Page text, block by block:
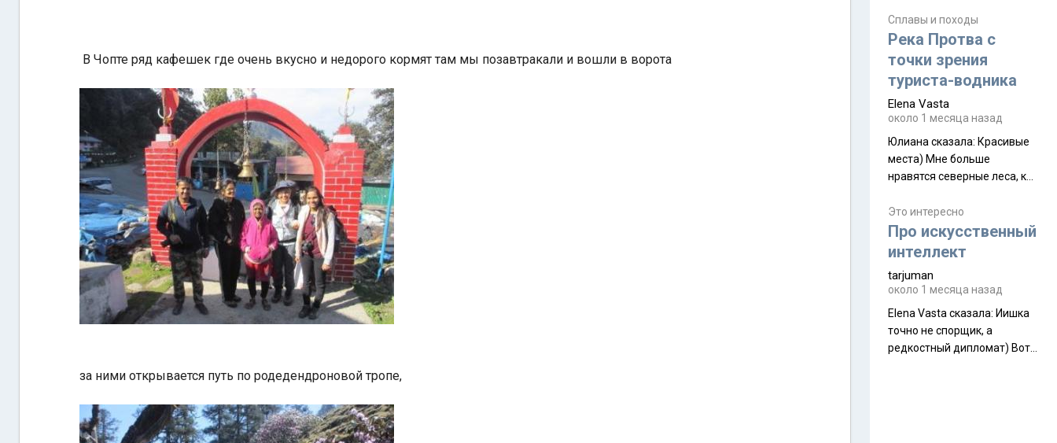
В Чопте ряд кафешек где очень вкусно и недорого кормят там мы позавтракали и вошли в ворота
за ними открывается путь по родедендроновой тропе,
туристическую палатку The
Free, которая стала первой
ультралегкой моделью в
ассортименте
производителя. Новинка
получила двухслойную
конструкцию с отдельным
внешним тентом и сетчатой
внутренней палаткой, а ее
комплектации составляет
около 845 г. Палатка весит
менее
Сплавы и походы
Река Протва с
точки зрения
туриста-водника
Elena Vasta
около 1 месяца назад
Юлиана сказалa: Красивые
места) Мне больше
нравятся северные леса, как
южной тайги
Это интересно
Про искусственный
интеллект
tarjuman
около 1 месяца назад
Elena Vasta сказалa: Иишка
точно не спорщик, а
редкостный дипломат) Вот,